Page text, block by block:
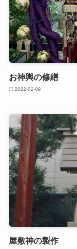
お神輿の修繕
2022-02-09
屋敷神の製作